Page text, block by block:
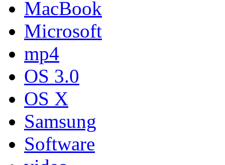
MacBook
Microsoft
mp4
OS 3.0
OS X
Samsung
Software